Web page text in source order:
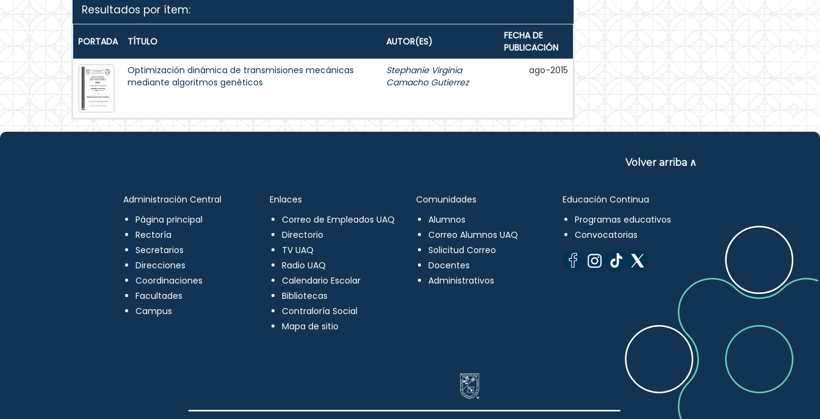
Resultados por ítem:
PORTADA TÍTULO AUTOR(ES)
FECHA DE
PUBLICACIÓN
Optimización dinámica de transmisiones mecánicas
mediante algoritmos genéticos
Stephanie Virginia
Camacho Gutierrez
ago-2015
Volver arriba ∧
Administración Central
Página principal
Rectoría
Secretarios
Direcciones
Coordinaciones
Facultades
Campus
Enlaces
Correo de Empleados UAQ
Directorio
TV UAQ
Radio UAQ
Calendario Escolar
Bibliotecas
Contraloría Social
Mapa de sitio
Comunidades
Alumnos
Correo Alumnos UAQ
Solicitud Correo
Docentes
Administrativos
Educación Continua
Programas educativos
Convocatorias